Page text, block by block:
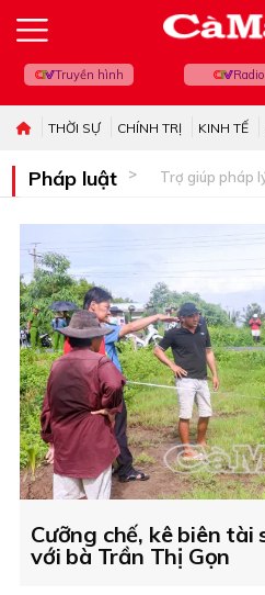
Truyền hình Radio
THỜI SỰ CHÍNH TRỊ KINH TẾ
Pháp luật Trợ giúp pháp
Cưỡng chế, kê biên
với bà Trần Thị Gọn